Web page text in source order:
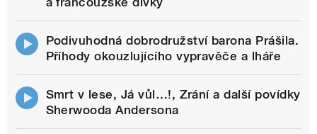
Podivuhodná dobrodružství barona Prášila.
Příhody okouzlujícího vypravěče a lháře
Smrt v lese, Já vůl…!, Zrání a další povídky
Sherwooda Andersona